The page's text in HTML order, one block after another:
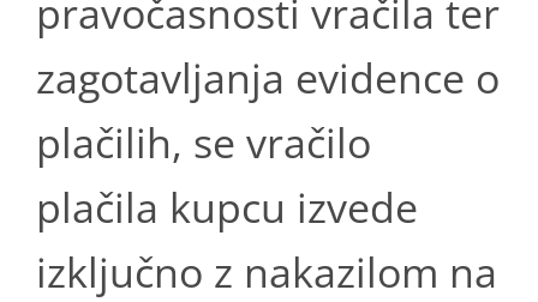
pravočasnosti vračila ter
zagotavljanja evidence o
plačilih, se vračilo
plačila kupcu izvede
izključno z nakazilom na